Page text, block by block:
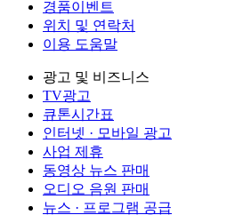
경품이벤트
위치 및 연락처
이용 도움말
광고 및 비즈니스
TV광고
큐톤시간표
인터넷 · 모바일 광고
사업 제휴
동영상 뉴스 판매
오디오 음원 판매
뉴스 · 프로그램 공급